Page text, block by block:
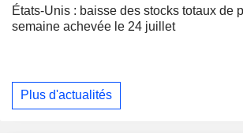
États-Unis : baisse des stocks totaux de
semaine achevée le 24 juillet
Plus d'actualités